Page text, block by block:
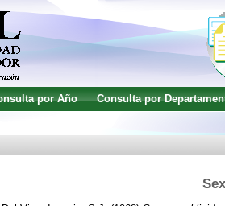
por Año
Consulta por